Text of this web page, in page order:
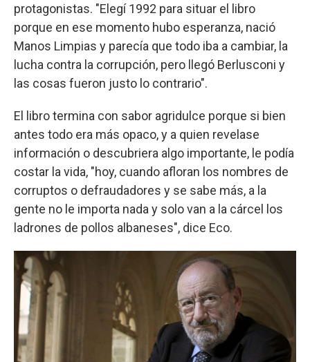
protagonistas. "Elegí 1992 para situar el libro
porque en ese momento hubo esperanza, nació
Manos Limpias y parecía que todo iba a cambiar, la
lucha contra la corrupción, pero llegó Berlusconi y
las cosas fueron justo lo contrario".
El libro termina con sabor agridulce porque si bien
antes todo era más opaco, y a quien revelase
información o descubriera algo importante, le podía
costar la vida, "hoy, cuando afloran los nombres de
corruptos o defraudadores y se sabe más, a la
gente no le importa nada y solo van a la cárcel los
ladrones de pollos albaneses", dice Eco.